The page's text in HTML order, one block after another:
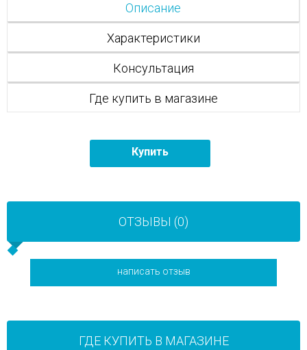
Описание
Характеристики
Консультация
Где купить в магазине
Купить
ОТЗЫВЫ (0)
написать отзыв
ГДЕ КУПИТЬ В МАГАЗИНЕ